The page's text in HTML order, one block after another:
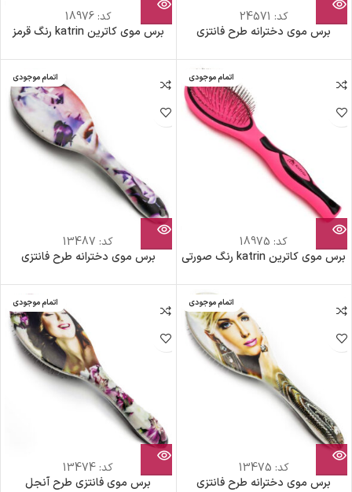
کد: 24571
برس موی دخترانه طرح فانتزی
کد:18976
برس موی کاترین katrin رنگ قرمز
اتمام موجودی
کد: 18975
برس موی کاترین katrin رنگ صورتی
اتمام موجودی
کد: 13487
برس موی دخترانه طرح فانتزی
اتمام موجودی
کد: 13475
برس موی دخترانه طرح فانتزی
اتمام موجودی
کد: 13474
برس موی فانتزی طرح آنجل